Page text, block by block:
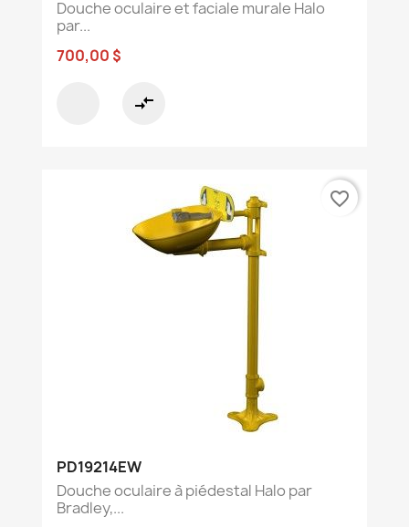
Douche oculaire et faciale murale Halo
par...
700,00 $
compare_arrows
PD19214EW
Douche oculaire à piédestal Halo par
Bradley,...
favorite_border